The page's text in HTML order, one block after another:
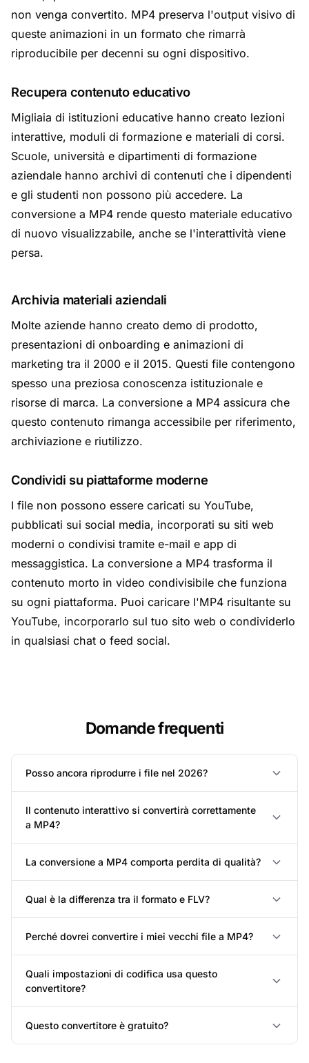
non venga convertito. MP4 preserva l'output visivo di
queste animazioni in un formato che rimarrà
riproducibile per decenni su ogni dispositivo.
Recupera contenuto educativo
Migliaia di istituzioni educative hanno creato lezioni
interattive, moduli di formazione e materiali di corsi.
Scuole, università e dipartimenti di formazione
aziendale hanno archivi di contenuti che i dipendenti
e gli studenti non possono più accedere. La
conversione a MP4 rende questo materiale educativo
di nuovo visualizzabile, anche se l'interattività viene
persa.
Archivia materiali aziendali
Molte aziende hanno creato demo di prodotto,
presentazioni di onboarding e animazioni di
marketing tra il 2000 e il 2015. Questi file contengono
spesso una preziosa conoscenza istituzionale e
risorse di marca. La conversione a MP4 assicura che
questo contenuto rimanga accessibile per riferimento,
archiviazione e riutilizzo.
Condividi su piattaforme moderne
I file non possono essere caricati su YouTube,
pubblicati sui social media, incorporati su siti web
moderni o condivisi tramite e-mail e app di
messaggistica. La conversione a MP4 trasforma il
contenuto morto in video condivisibile che funziona
su ogni piattaforma. Puoi caricare l'MP4 risultante su
YouTube, incorporarlo sul tuo sito web o condividerlo
in qualsiasi chat o feed social.
Domande frequenti
Posso ancora riprodurre i file nel 2026?
Il contenuto interattivo si convertirà correttamente
a MP4?
La conversione a MP4 comporta perdita di qualità?
Qual è la differenza tra il formato e FLV?
Perché dovrei convertire i miei vecchi file a MP4?
Quali impostazioni di codifica usa questo
convertitore?
Questo convertitore è gratuito?